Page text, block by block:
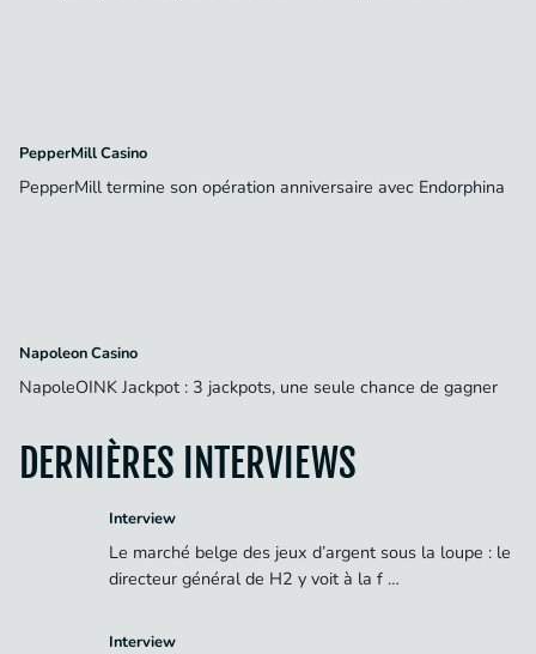
PepperMill Casino
PepperMill termine son opération anniversaire avec Endorphina
Napoleon Casino
NapoleOINK Jackpot : 3 jackpots, une seule chance de gagner
DERNIÈRES INTERVIEWS
Interview
Le marché belge des jeux d’argent sous la loupe : le
directeur général de H2 y voit à la f …
Interview